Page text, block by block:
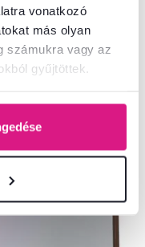
vonatkozó
más olyan
számukra vagy az
gyűjtöttek.